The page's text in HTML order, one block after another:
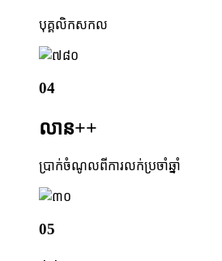
បុគ្គលិកសកល
04
លាន++
ប្រាក់ចំណូលពីការលក់ប្រចាំឆ្នាំ
05